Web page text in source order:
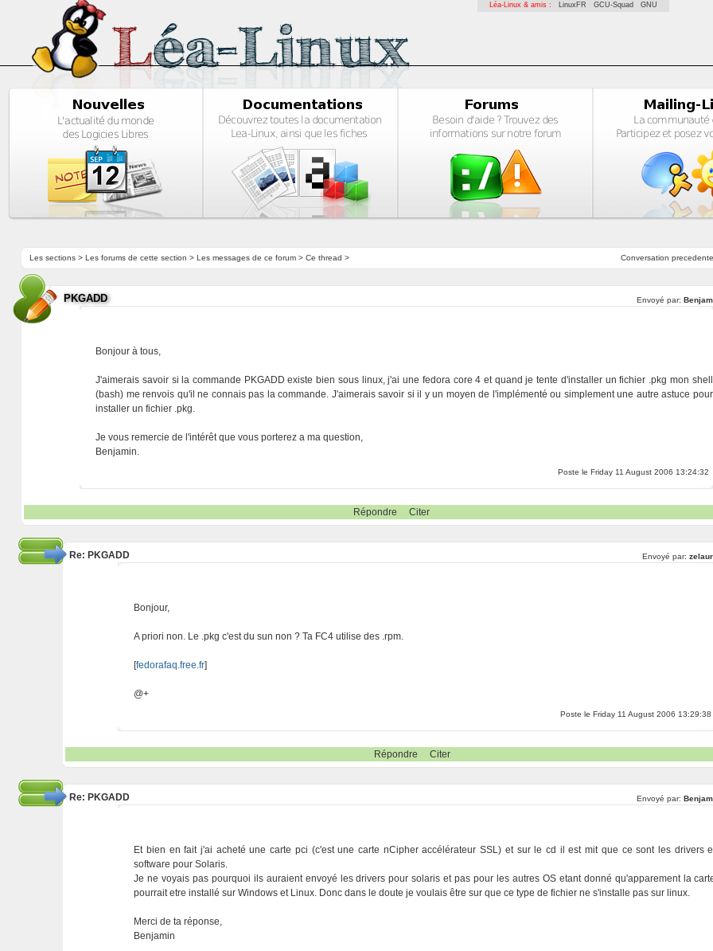
Léa-Linux & amis : LinuxFR GCU-Squad GNU
Conversation precedente
Les sections> Les forums de cette section > Les messages de ce forum> Ce thread >
PKGADD Envoyé par:
Bonjour à tous,
J'aimerais savoir si la commande PKGADD existe bien sous linux, j'ai une fedora core 4 et quand je tente d'installer un fichier .pkg mon shell
(bash) me renvois qu'il ne connais pas la commande. J'aimerais savoir si il y un moyen de l'implémenté ou simplement une autre astuce pour
installer un fichier .pkg.
Je vous remercie de l'intérêt que vous porterez a ma question,
Benjamin.
Poste le Friday 11 August 2006 13:24:32
Répondre Citer
Re: PKGADD Envoyé par:
Bonjour,
A priori non. Le .pkg c'est du sun non ? Ta FC4 utilise des .rpm.
[fedorafaq.free.fr]
@+
Poste le Friday 11 August 2006 13:29:38
Répondre Citer
Re: PKGADD Envoyé par:
Et bien en fait j'ai acheté une carte pci (c'est une carte nCipher accélérateur SSL) et sur le cd il est mit que ce sont les drivers
software pour Solaris.
Je ne voyais pas pourquoi ils auraient envoyé les drivers pour solaris et pas pour les autres OS etant donné qu'apparement la
pourrait etre installé sur Windows et Linux. Donc dans le doute je voulais être sur que ce type de fichier ne s'installe pas sur linux.
Merci de ta réponse,
Benjamin